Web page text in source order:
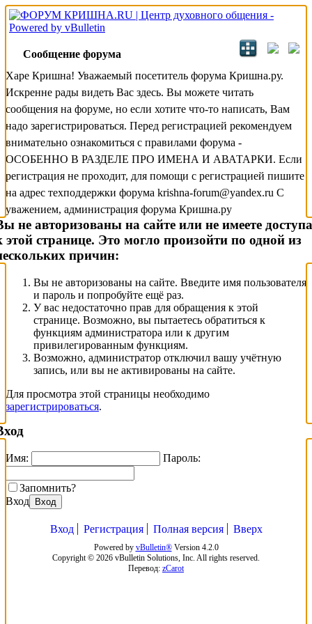
Сообщение форума
Харе Кришна! Уважаемый посетитель форума Кришна.ру.
Искренне рады видеть Вас здесь. Вы можете читать
сообщения на форуме, но если хотите что-то написать, Вам
надо зарегистрироваться. Перед регистрацией рекомендуем
внимательно ознакомиться с правилами форума -
ОСОБЕННО В РАЗДЕЛЕ ПРО ИМЕНА И АВАТАРКИ. Если
регистрация не проходит, для помощи с регистрацией пишите
на адрес техподдержки форума krishna-forum@yandex.ru С
уважением, администрация форума Кришна.ру
не авторизованы на сайте или не имеете доступа
этой странице. Это могло произойти по одной из
причин:
Вы не авторизованы на сайте. Введите имя пользователя
и пароль и попробуйте ещё раз.
У вас недостаточно прав для обращения к этой
странице. Возможно, вы пытаетесь обратиться к
функциям администратора или к другим
привилегированным функциям.
Возможно, администратор отключил вашу учётную
запись, или вы не активированы на сайте.
Для просмотра этой страницы необходимо
зарегистрироваться.
Имя: Пароль:
Запомнить?
Вход
Вход
Вход Регистрация Полная версия Вверх
Powered by vBulletin®Version 4.2.0
Copyright © 2026 vBulletin Solutions, Inc. All rights reserved.
Перевод: zCarot